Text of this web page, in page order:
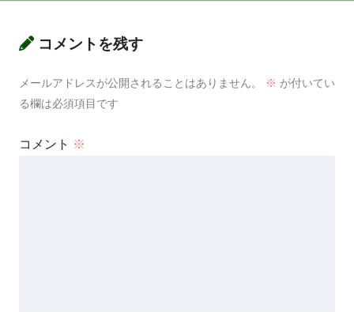
コメントを残す
メールアドレスが公開されることはありません。 ※ が付いてい
る欄は必須項目です
コメント ※